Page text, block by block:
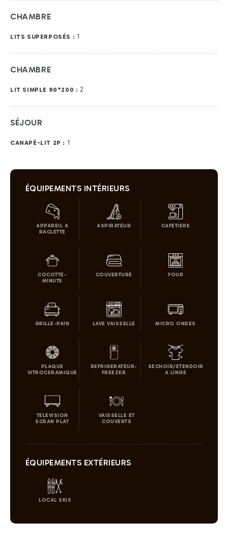
CHAMBRE
LITS SUPERPOSÉS : 1
CHAMBRE
LIT SIMPLE 90*200 : 2
SÉJOUR
CANAPÉ-LIT 2P : 1
ÉQUIPEMENTS INTÉRIEURS
APPAREIL A
RACLETTE
ASPIRATEUR CAFETIERE
COCOTTE-
MINUTE
COUVERTURE FOUR
GRILLE-PAIN LAVE VAISSELLE MICRO ONDES
PLAQUE
VITROCERAMIQUE
REFRIGERATEUR-
FREEZER
SECHOIR/ETENDOIR
A LINGE
TELEVISION
ECRAN PLAT
VAISSELLE ET
COUVERTS
ÉQUIPEMENTS EXTÉRIEURS
LOCAL SKIS